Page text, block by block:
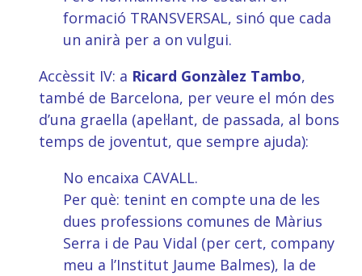
formació TRANSVERSAL, sinó que cada
un anirà per a on vulgui.
Accèssit IV: a Ricard Gonzàlez Tambo,
també de Barcelona, per veure el món des
d’una graella (apel·lant, de passada, al bons
temps de joventut, que sempre ajuda):
No encaixa CAVALL.
Per què: tenint en compte una de les
dues professions comunes de Màrius
Serra i de Pau Vidal (per cert, company
meu a l’Institut Jaume Balmes), la de